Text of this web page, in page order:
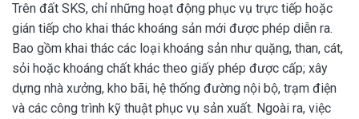
Trên đất SKS, chỉ những hoạt động phục vụ trực tiếp hoặc
gián tiếp cho khai thác khoáng sản mới được phép diễn ra.
Bao gồm khai thác các loại khoáng sản như quặng, than, cát,
sỏi hoặc khoáng chất khác theo giấy phép được cấp; xây
dựng nhà xưởng, kho bãi, hệ thống đường nội bộ, trạm điện
và các công trình kỹ thuật phục vụ sản xuất. Ngoài ra, việc